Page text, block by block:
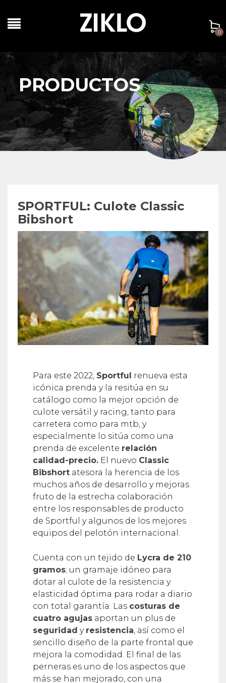
0
PRODUCTOS
SPORTFUL: Culote Classic
Bibshort
Para este 2022, Sportful renueva esta
icónica prenda y la resitúa en su
catálogo como la mejor opción de
culote versátil y racing, tanto para
carretera como para mtb, y
especialmente lo sitúa como una
prenda de excelente relación
calidad-precio. El nuevo Classic
Bibshort atesora la herencia de los
muchos años de desarrollo y mejoras
fruto de la estrecha colaboración
entre los responsables de producto
de Sportful y algunos de los mejores
equipos del pelotón internacional.
Cuenta con un tejido de Lycra de 210
gramos; un gramaje idóneo para
dotar al culote de la resistencia y
elasticidad óptima para rodar a diario
con total garantía. Las costuras de
cuatro agujas aportan un plus de
seguridad y resistencia, así como el
sencillo diseño de la parte frontal que
mejora la comodidad. El final de las
perneras es uno de los aspectos que
más se han mejorado, con una